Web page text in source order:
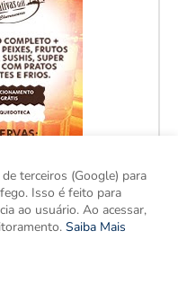
terceiros (Google) para
Isso é feito para
ao usuário. Ao acessar,
Saiba Mais